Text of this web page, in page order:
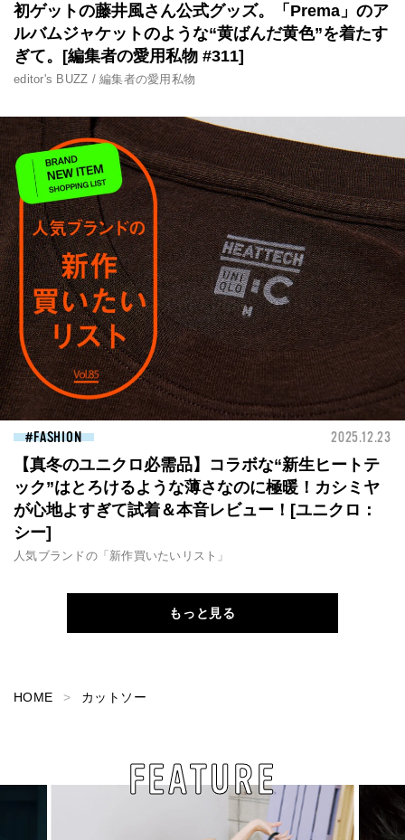
初ゲットの藤井風さん公式グッズ。「Prema」のア
ルバムジャケットのような“黄ばんだ黄色”を着たす
ぎて。[編集者の愛用私物 #311]
editor's BUZZ / 編集者の愛用私物
FASHION 2025.12.23
【真冬のユニクロ必需品】コラボな“新生ヒートテ
ック”はとろけるような薄さなのに極暖！カシミヤ
が心地よすぎて試着＆本音レビュー！[ユニクロ：
シー]
人気ブランドの「新作買いたいリスト」
もっと見る
HOME カットソー
FEATURE